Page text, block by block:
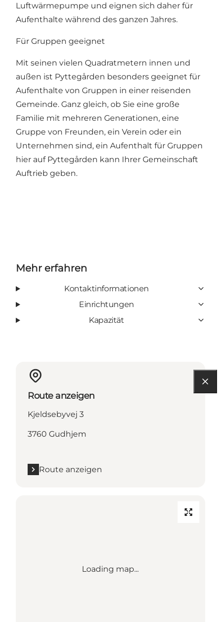
Luftwärmepumpe und eignen sich daher für
Aufenthalte während des ganzen Jahres.
Für Gruppen geeignet
Mit seinen vielen Quadratmetern innen und
außen ist Pyttegården besonders geeignet für
Aufenthalte von Gruppen in einer reisenden
Gemeinde. Ganz gleich, ob Sie eine große
Familie mit mehreren Generationen, eine
Gruppe von Freunden, ein Verein oder ein
Unternehmen sind, ein Aufenthalt für Gruppen
hier auf Pyttegården kann Ihrer Gemeinschaft
Auftrieb geben.
Mehr erfahren
Kontaktinformationen
Einrichtungen
Kapazität
Route anzeigen
Kjeldsebyvej 3
3760 Gudhjem
Route anzeigen
Loading map...